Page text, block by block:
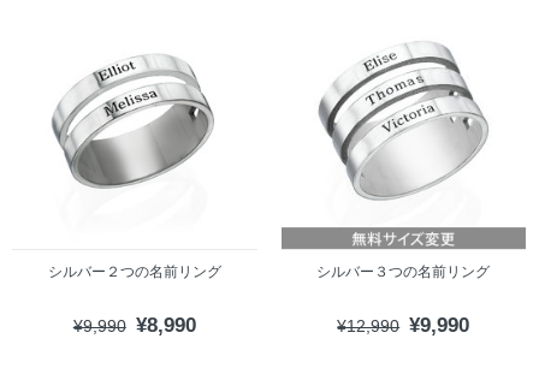
シルバー２つの名前リング
¥9,990 ¥8,990
シルバー３つの名前リング
¥12,990 ¥9,990